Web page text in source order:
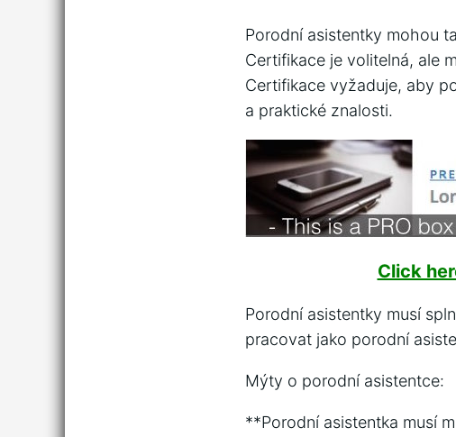
Porodní asistentky mohou
Certifikace je volitelná, ale
Certifikace vyžaduje, aby
a praktické znalosti.
Click
Porodní asistentky musí
pracovat jako porodní
Mýty o porodní asistentce:
**Porodní asistentka musí